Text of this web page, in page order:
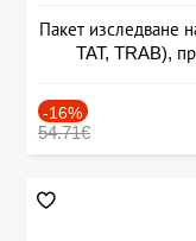
Пакет изследване
TAT, TRAB),
-16%
54.71€